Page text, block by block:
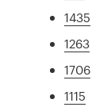
1435
1263
1706
1115